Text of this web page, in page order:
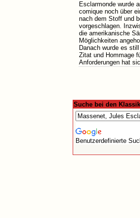
Esclarmonde wurde
comique noch über
nach dem Stoff und
vorgeschlagen.
die amerikanische
Möglichkeiten
Danach wurde es
Zitat und Hommage
Anforderungen hat
Suche bei den
Benutzerdefinierte